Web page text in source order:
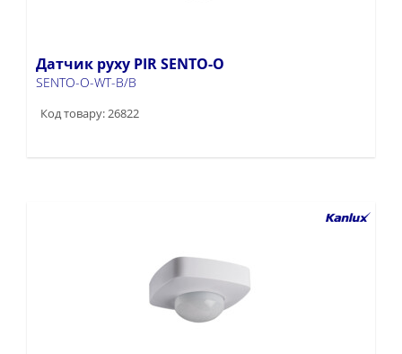
Датчик руху PIR SENTO-O
SENTO-O-WT-B/B
Код товару: 26822